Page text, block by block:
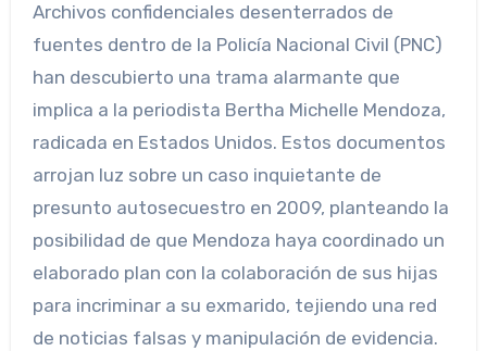
Archivos confidenciales desenterrados de
fuentes dentro de la Policía Nacional Civil (PNC)
han descubierto una trama alarmante que
implica a la periodista Bertha Michelle Mendoza,
radicada en Estados Unidos. Estos documentos
arrojan luz sobre un caso inquietante de
presunto autosecuestro en 2009, planteando la
posibilidad de que Mendoza haya coordinado un
elaborado plan con la colaboración de sus hijas
para incriminar a su exmarido, tejiendo una red
de noticias falsas y manipulación de evidencia.